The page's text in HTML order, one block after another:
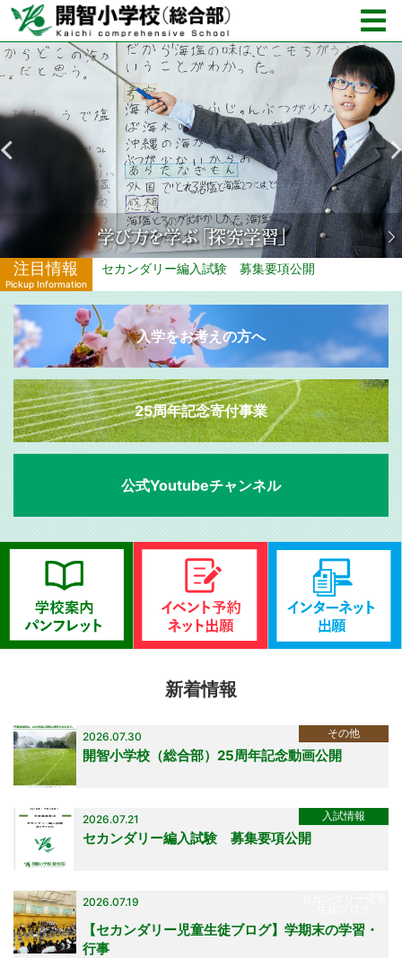
注目情報
Pickup Information
公開 セカンダリー編入試験 募集要項公開
入学をお考えの方へ
25周年記念寄付事業
公式Youtubeチャンネル
新着情報
2026.07.30 その他
開智小学校（総合部）25周年記念動画公開
2026.07.21 入試情報
セカンダリー編入試験 募集要項公開
2026.07.19
【セカンダリー児童生徒ブログ】学期末の学習・
行事